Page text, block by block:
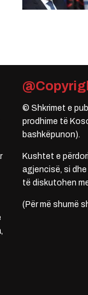
© Shkrimet e
prodhime të
bashkëpunon).
Kushtet e
agjencisë, si
të diskutohen
(Për më shumë